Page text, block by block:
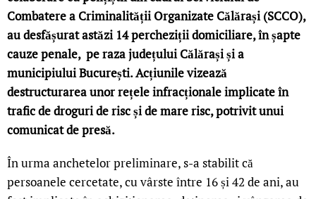
Combatere a Criminalității Organizate Călărași (SCCO),
au desfășurat astăzi 14 percheziții domiciliare, în șapte
cauze penale, pe raza județului Călărași și a
municipiului București. Acțiunile vizează
destructurarea unor rețele infracționale implicate în
trafic de droguri de risc și de mare risc, potrivit unui
comunicat de presă.
În urma anchetelor preliminare, s-a stabilit că
persoanele cercetate, cu vârste între 16 și 42 de ani, au